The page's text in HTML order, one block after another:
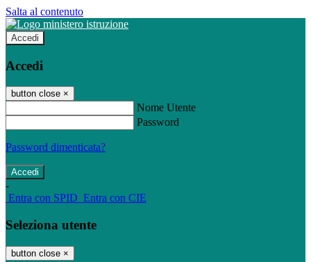
Salta al contenuto
Accedi
Accedi
button close ×
Nome Utente
Password
Password dimenticata?
-
Entra con SPID Entra con CIE
Seleziona utente
button close ×